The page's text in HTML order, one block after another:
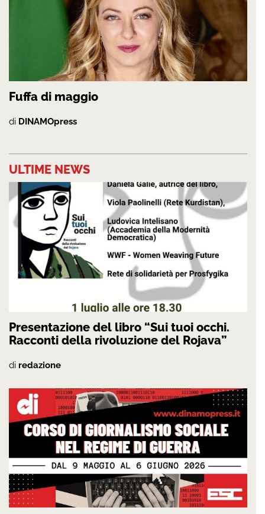
Fuffa di maggio
di DINAMOpress
ULTIME NEWS
Presentazione del libro “Sui tuoi occhi.
Racconti della rivoluzione del Rojava”
di redazione